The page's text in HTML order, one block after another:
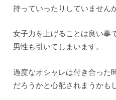
持っていったりしていません
女子力を上げることは良い事
男性も引いてしまいます。
過度なオシャレは付き合った
だろうかと心配されまうかも